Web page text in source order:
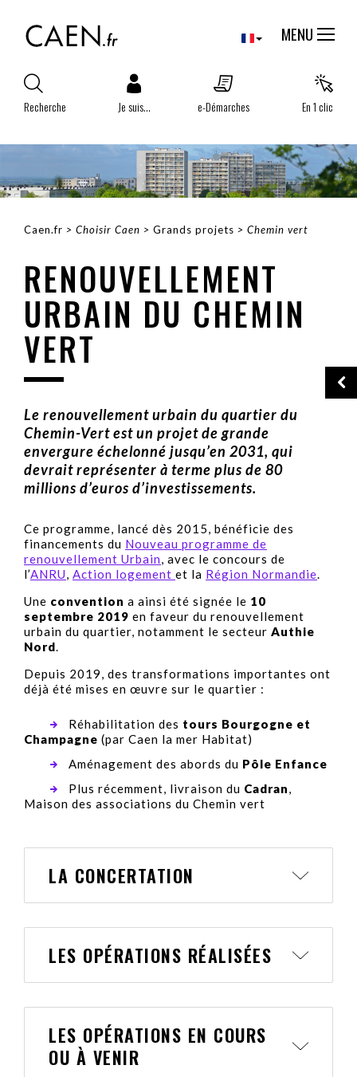
contenu
MENU
Recherche Je suis... e-Démarches En 1 clic
D'ARIANE
Caen.fr Choisir Caen Grands projets Chemin vert
RENOUVELLEMENT
URBAIN DU CHEMIN
VERT
Le renouvellement urbain du quartier du
Chemin-Vert est un projet de grande
envergure échelonné jusqu’en 2031, qui
devrait représenter à terme plus de 80
millions d’euros d’investissements.
Ce programme, lancé dès 2015, bénéficie des
financements du Nouveau programme de
renouvellement Urbain, avec le concours de
l’ANRU, Action logement et la Région Normandie.
Une convention a ainsi été signée le 10
septembre 2019 en faveur du renouvellement
urbain du quartier, notamment le secteur Authie
Nord.
Depuis 2019, des transformations importantes ont
déjà été mises en œuvre sur le quartier :
Réhabilitation des tours Bourgogne et
Champagne (par Caen la mer Habitat)
Aménagement des abords du Pôle Enfance
Plus récemment, livraison du Cadran,
Maison des associations du Chemin vert
LA CONCERTATION
LES OPÉRATIONS RÉALISÉES
LES OPÉRATIONS EN COURS
OU À VENIR